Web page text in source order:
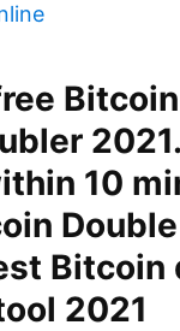
10
Bitcoin
2021